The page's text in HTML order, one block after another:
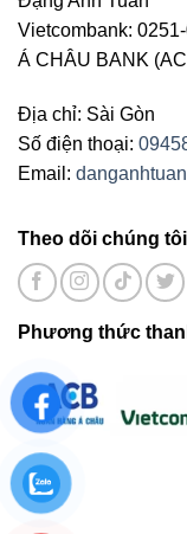
Vietcombank:
Á CHÂU BANK
Địa chỉ: Sài Gòn
Số điện thoại:
Email:
Theo dõi chúng tôi
Phương thức